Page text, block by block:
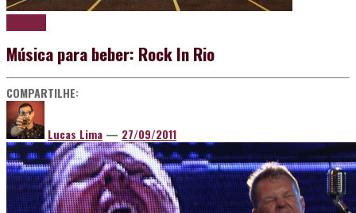
Música para beber: Rock In Rio
COMPARTILHE:
Lucas Lima — 27/09/2011